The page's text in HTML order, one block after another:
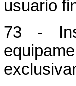
usuario
73 -